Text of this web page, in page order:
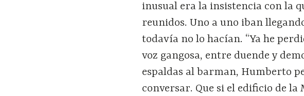
inusual era la insistencia con la
reunidos. Uno a uno iban
todavía no lo hacían. “Ya he
voz gangosa, entre duende y
espaldas al barman, Humberto
conversar. Que si el edificio de